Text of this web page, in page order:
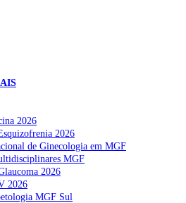
2026
2026
de Ginecologia em MGF
MGF
2026
2026
MGF Sul